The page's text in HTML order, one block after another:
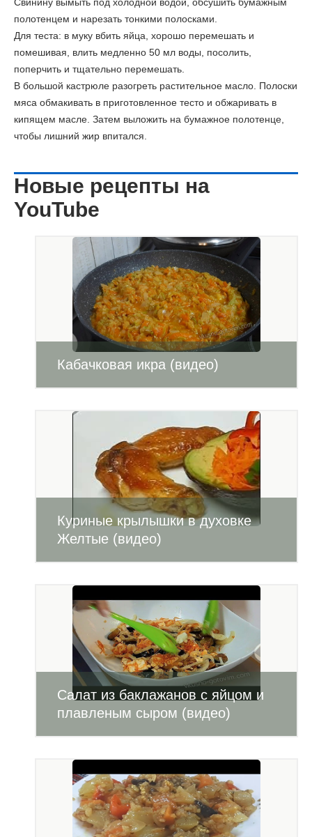
полотенцем и нарезать тонкими полосками.
Для теста: в муку вбить яйца, хорошо перемешать и
помешивая, влить медленно 50 мл воды, посолить,
поперчить и тщательно перемешать.
В большой кастрюле разогреть растительное масло. Полоски
мяса обмакивать в приготовленное тесто и обжаривать в
кипящем масле. Затем выложить на бумажное полотенце,
чтобы лишний жир впитался.
Новые рецепты на
YouTube
Кабачковая икра (видео)
Куриные крылышки в духовке
Желтые (видео)
Салат из баклажанов с яйцом и
плавленым сыром (видео)